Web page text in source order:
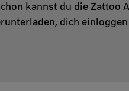
kannst du die Zattoo
dich einloggen